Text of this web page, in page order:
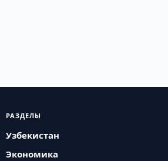
РАЗДЕЛЫ
Узбекистан
Экономика